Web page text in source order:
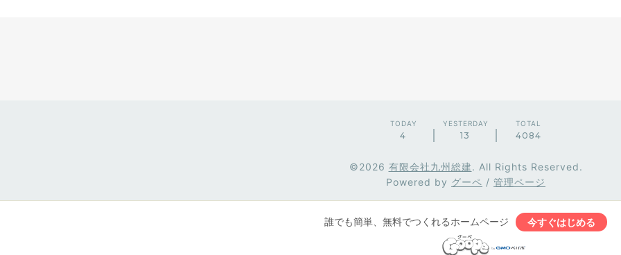
TODAY
4
YESTERDAY
13
TOTAL
4084
©2026 有限会社九州総建. All Rights Reserved.
Powered by グーペ / 管理ページ
誰でも簡単、無料でつくれるホームページ 今すぐはじめる